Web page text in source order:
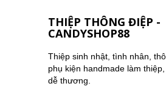
THIỆP THÔNG ĐIỆP -
CANDYSHOP88
Thiệp sinh nhật, tình nhân,
phụ kiện handmade làm
dễ thương.